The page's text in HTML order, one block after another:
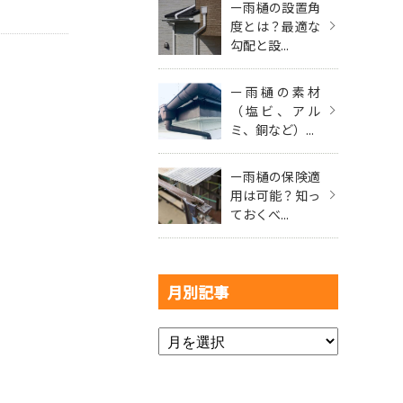
ー雨樋の設置角
度とは？最適な
勾配と設...
ー雨樋の素材
（塩ビ、アル
ミ、銅など）...
ー雨樋の保険適
用は可能？知っ
ておくべ...
月別記事